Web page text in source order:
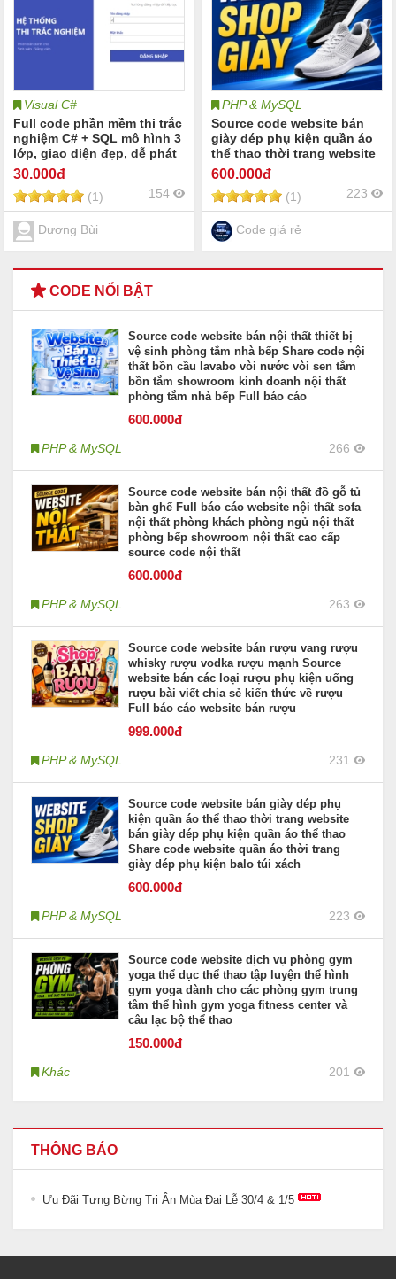
Visual C#
Full code phần mềm thi trắc
nghiệm C# + SQL mô hình 3
lớp, giao diện đẹp, dễ phát
triển
30.000đ
(1) 154
Dương Bùi
PHP & MySQL
Source code website bán
giày dép phụ kiện quần áo
thể thao thời trang website
bán giày dép phụ kiện quần
áo thể thao Share code
website quần áo thời trang
giày dép phụ kiện balo túi
xách
600.000đ
(1) 223
Code giá rẻ
CODE NỔI BẬT
Source code website bán nội thất thiết bị
vệ sinh phòng tắm nhà bếp Share code nội
thất bồn cầu lavabo vòi nước vòi sen tắm
bồn tắm showroom kinh doanh nội thất
phòng tắm nhà bếp Full báo cáo
600.000đ
PHP & MySQL 266
Source code website bán nội thất đồ gỗ tủ
bàn ghế Full báo cáo website nội thất sofa
nội thất phòng khách phòng ngủ nội thất
phòng bếp showroom nội thất cao cấp
source code nội thất
600.000đ
PHP & MySQL 263
Source code website bán rượu vang rượu
whisky rượu vodka rượu mạnh Source
website bán các loại rượu phụ kiện uống
rượu bài viết chia sẻ kiến thức về rượu
Full báo cáo website bán rượu
999.000đ
PHP & MySQL 231
Source code website bán giày dép phụ
kiện quần áo thể thao thời trang website
bán giày dép phụ kiện quần áo thể thao
Share code website quần áo thời trang
giày dép phụ kiện balo túi xách
600.000đ
PHP & MySQL 223
Source code website dịch vụ phòng gym
yoga thể dục thể thao tập luyện thể hình
gym yoga dành cho các phòng gym trung
tâm thể hình gym yoga fitness center và
câu lạc bộ thể thao
150.000đ
Khác 201
THÔNG BÁO
Ưu Đãi Tưng Bừng Tri Ân Mùa Đại Lễ 30/4 & 1/5